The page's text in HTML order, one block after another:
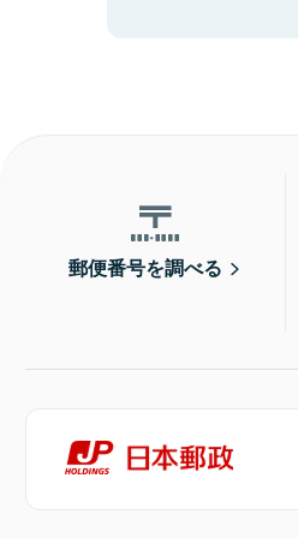
郵便番号を調べる